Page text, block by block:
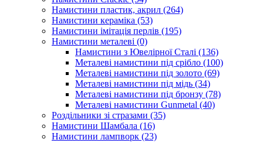
Намистини пластик, акрил (264)
Намистини кераміка (53)
Намистини імітація перлів (195)
Намистини металеві (0)
Намистини з Ювелірної Сталі (136)
Металеві намистини під срібло (100)
Металеві намистини під золото (69)
Металеві намистини під мідь (34)
Металеві намистини під бронзу (78)
Металеві намистини Gunmetal (40)
Роздільники зі стразами (35)
Намистини Шамбала (16)
Намистини лампворк (23)